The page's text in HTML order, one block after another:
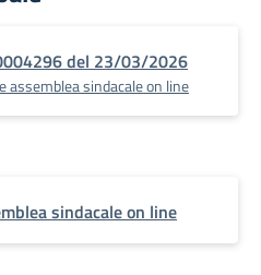
del 23/03/2026
assemblea sindacale on line
sindacale on line